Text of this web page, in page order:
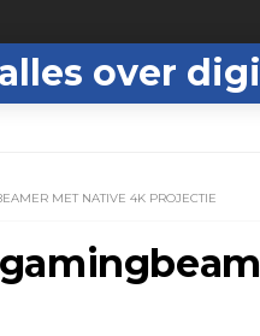
over
MET NATIVE 4K PROJECTIE